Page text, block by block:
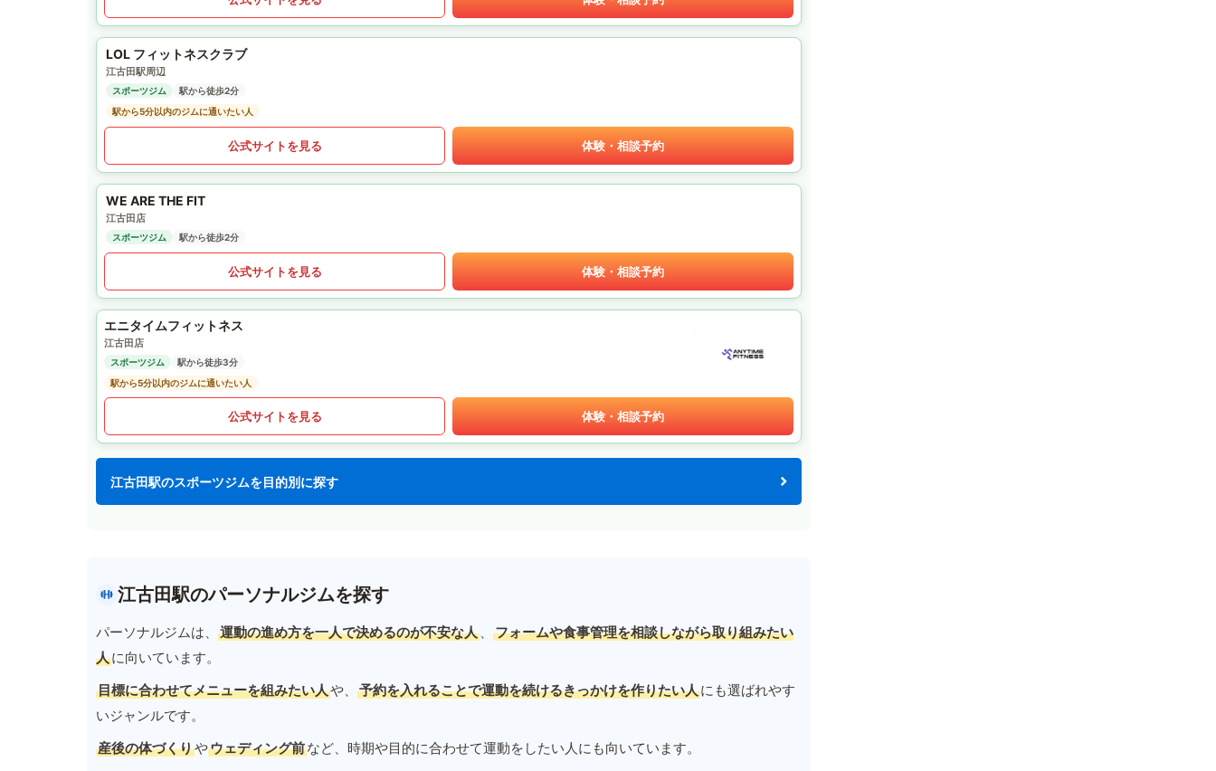
LOL フィットネスクラブ
江古田駅周辺
スポーツジム
駅から徒歩2分
駅から5分以内のジムに通いたい人
公式サイトを見る 体験・相談予約
WE ARE THE FIT
江古田店
スポーツジム 駅から徒歩2分
公式サイトを見る 体験・相談予約
エニタイムフィットネス
江古田店
スポーツジム
駅から徒歩3分
駅から5分以内のジムに通いたい人
公式サイトを見る 体験・相談予約
江古田駅のスポーツジムを目的別に探す
江古田駅のパーソナルジムを探す
パーソナルジムは、 運動の進め方を一人で決めるのが不安な人 、
フォームや食事管理を相談しながら取り組みたい
人に向いています。
目標に合わせてメニューを組みたい人や、 予約を入れることで運動を続けるきっかけを作りたい人にも選ばれやす
いジャンルです。
産後の体づくりやウェディング前など、時期や目的に合わせて運動をしたい人にも向いています。